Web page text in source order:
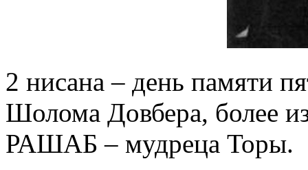
2 нисана – день памяти
Шолома Довбера, более
РАШАБ – мудреца Торы.